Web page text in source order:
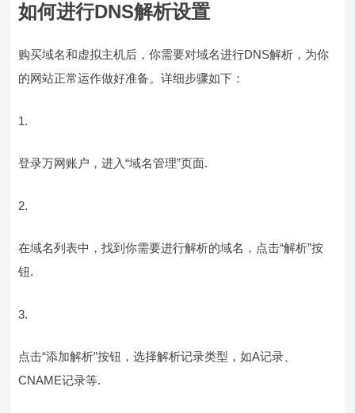
如何进行DNS解析设置
购买域名和虚拟主机后，你需要对域名进行DNS解析，为你
的网站正常运作做好准备。详细步骤如下：
登录万网账户，进入“域名管理”页面.
在域名列表中，找到你需要进行解析的域名，点击“解析”按
钮.
点击“添加解析”按钮，选择解析记录类型，如A记录、
CNAME记录等.